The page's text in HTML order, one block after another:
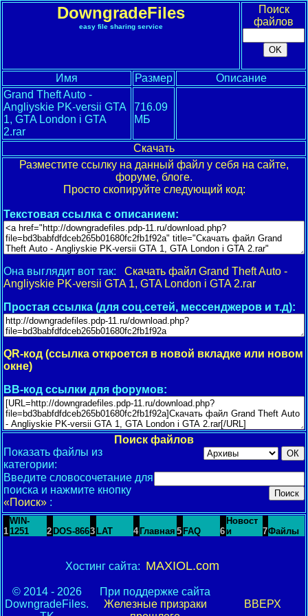
DowngradeFiles
easy file sharing service
Поиск
файлов
Имя Размер
Описание
Grand Theft Auto -
Angliyskie PK-versii GTA
1, GTA London i GTA
2.rar
716.09
МБ
Скачать
Разместите ссылку на данный файл у себя на сайте,
форуме, блоге.
Просто скопируйте следующий код:
Текстовая ссылка с описанием:
Она выглядит вот так: Скачать файл Grand Theft Auto -
Angliyskie PK-versii GTA 1, GTA London i GTA 2.rar
Простая ссылка (для соц.сетей, мессенджеров и т.д):
QR-код (ссылка откроется в новой вкладке или новом
окне)
BB-код ссылки для форумов:
Поиск файлов
Показать файлы из
категории:
Введите словосочетание для
поиска и нажмите кнопку
«Поиск» :
1
WIN-
1251
2 DOS-8663 LAT 4 Главная 5 FAQ 6
Новост
и
7Файлы
Хостинг сайта: MAXIOL.com
© 2014 - 2026
DowngradeFiles.
При поддержке сайта
Железные призраки
ВВЕРХ